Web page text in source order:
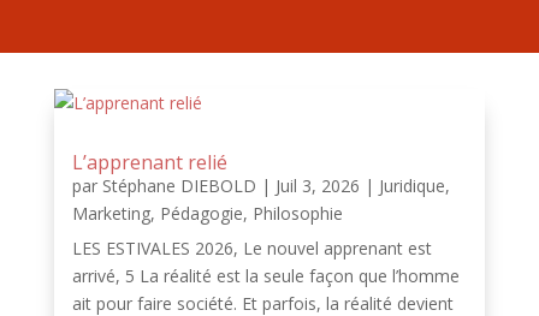
L’apprenant relié
par Stéphane DIEBOLD | Juil 3, 2026 | Juridique,
Marketing, Pédagogie, Philosophie
LES ESTIVALES 2026, Le nouvel apprenant est
arrivé, 5 La réalité est la seule façon que l’homme
ait pour faire société. Et parfois, la réalité devient